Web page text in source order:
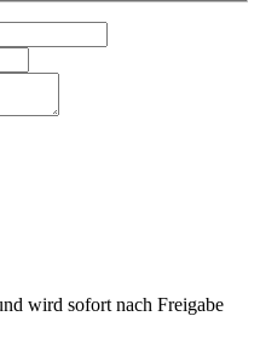
wird sofort nach Freigabe